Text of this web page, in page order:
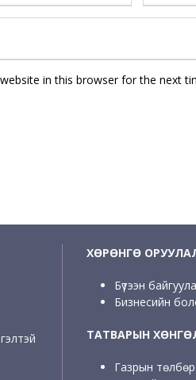
in this browser for the next
ХӨРӨНГӨ
Бүтээн
Бизнесийн
ТАТВАРЫН
Газрын төлбөр